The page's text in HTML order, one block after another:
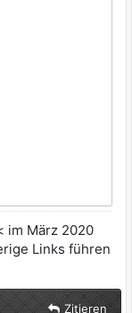
im März 2020
Links führen
Zitieren